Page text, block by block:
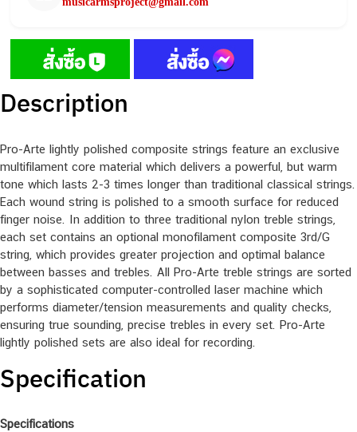
Description
Pro-Arte lightly polished composite strings feature an exclusive
multifilament core material which delivers a powerful, but warm
tone which lasts 2-3 times longer than traditional classical strings.
Each wound string is polished to a smooth surface for reduced
finger noise. In addition to three traditional nylon treble strings,
each set contains an optional monofilament composite 3rd/G
string, which provides greater projection and optimal balance
between basses and trebles. All Pro-Arte treble strings are sorted
by a sophisticated computer-controlled laser machine which
performs diameter/tension measurements and quality checks,
ensuring true sounding, precise trebles in every set. Pro-Arte
lightly polished sets are also ideal for recording.
Specification
Specifications